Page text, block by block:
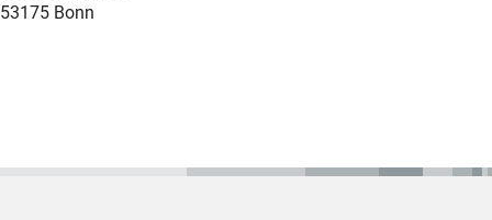
53175 Bonn